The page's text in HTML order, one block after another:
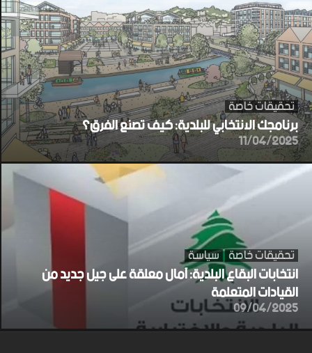
تحقيقات خاصة
برنامجك الانتخابي للبلدية: كيف تصنع الفرق؟
11/04/2025
تحقيقات خاصة سياسة
انتخابات البقاع البلدية: آمال معلقة على جيل جديد من
القيادات المتعلمة
09/04/2025